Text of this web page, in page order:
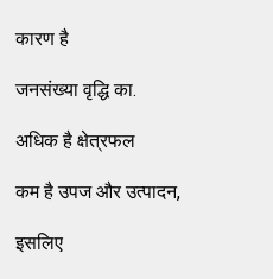
कारण है
जनसंख्या वृद्धि का.
अधिक है क्षेत्रफल
कम है उपज और उत्पादन,
इसलिए